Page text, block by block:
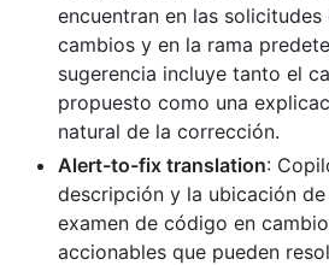
encuentran en las
cambios y en la rama
sugerencia incluye tanto el
propuesto como una
natural de la corrección.
Alert-to-fix translation:
descripción y la ubicación
examen de código en
accionables que pueden